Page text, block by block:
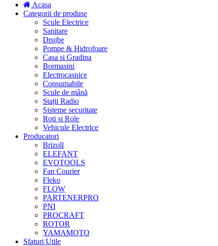
Acasa
Categorii de produse
Scule Electrice
Sanitare
Drujbe
Pompe & Hidrofoare
Casa si Gradina
Bormasini
Electrocasnice
Consumabile
Scule de mână
Stații Radio
Sisteme securitate
Roti si Role
Vehicule Electrice
Producatori
Brizoll
ELEFANT
EVOTOOLS
Fan Courier
Fleko
FLOW
PARTENERPRO
PNI
PROCRAFT
ROTOR
YAMAMOTO
Sfaturi Utile